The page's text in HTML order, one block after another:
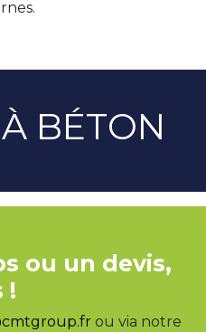
BÉTON
ou un devis,
!
ou via notre